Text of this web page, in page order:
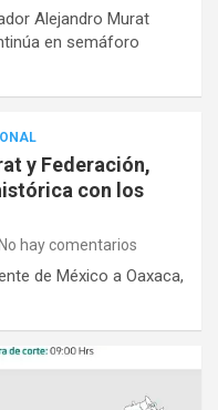
Alejandro Murat
en semáforo
y Federación,
con los
No hay comentarios
de México a Oaxaca,